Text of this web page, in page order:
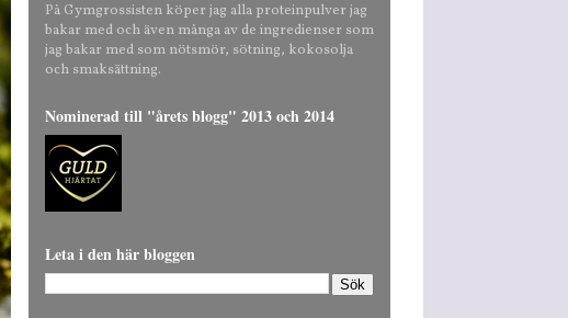
På Gymgrossisten köper jag alla proteinpulver jag
bakar med och även många av de ingredienser som
jag bakar med som nötsmör, sötning, kokosolja
och smaksättning.
Nominerad till "årets blogg" 2013 och 2014
Leta i den här bloggen